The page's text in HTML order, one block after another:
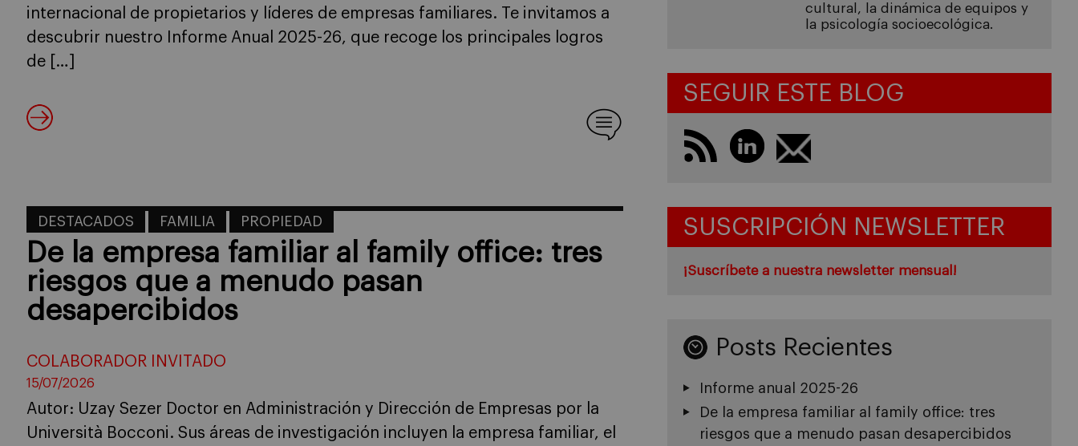
internacional de propietarios y líderes de empresas familiares. Te invitamos a
descubrir nuestro Informe Anual 2025-26, que recoge los principales logros
de […]
DESTACADOS FAMILIA PROPIEDAD
De la empresa familiar al family office: tres
riesgos que a menudo pasan
desapercibidos
COLABORADOR INVITADO
15/07/2026
Autor: Uzay Sezer Doctor en Administración y Dirección de Empresas por la
Università Bocconi. Sus áreas de investigación incluyen la empresa familiar, el
cultural, la dinámica de equipos y
la psicología socioecológica.
SEGUIR ESTE BLOG
SUSCRIPCIÓN NEWSLETTER
¡Suscríbete a nuestra newsletter mensual!
Posts Recientes
Informe anual 2025-26
De la empresa familiar al family office: tres
riesgos que a menudo pasan desapercibidos